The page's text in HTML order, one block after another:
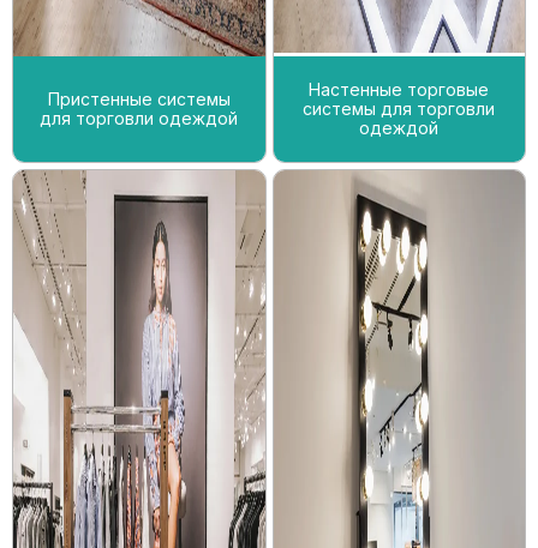
Пристенные системы
для торговли одеждой
Настенные торговые
системы для торговли
одеждой